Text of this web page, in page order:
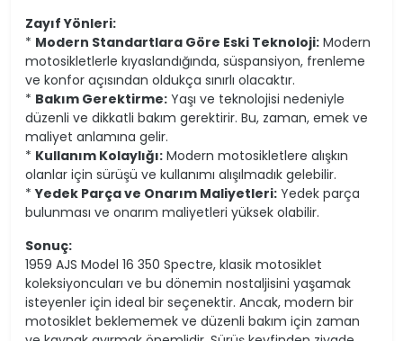
Zayıf Yönleri:
* Modern Standartlara Göre Eski Teknoloji: Modern
motosikletlerle kıyaslandığında, süspansiyon, frenleme
ve konfor açısından oldukça sınırlı olacaktır.
* Bakım Gerektirme: Yaşı ve teknolojisi nedeniyle
düzenli ve dikkatli bakım gerektirir. Bu, zaman, emek ve
maliyet anlamına gelir.
* Kullanım Kolaylığı: Modern motosikletlere alışkın
olanlar için sürüşü ve kullanımı alışılmadık gelebilir.
*Yedek Parça ve Onarım Maliyetleri: Yedek parça
bulunması ve onarım maliyetleri yüksek olabilir.
Sonuç:
1959 AJS Model 16 350 Spectre, klasik motosiklet
koleksiyoncuları ve bu dönemin nostaljisini yaşamak
isteyenler için ideal bir seçenektir. Ancak, modern bir
motosiklet beklememek ve düzenli bakım için zaman